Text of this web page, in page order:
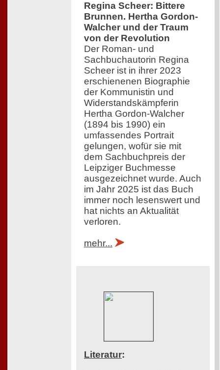
Regina Scheer: Bittere
Brunnen. Hertha Gordon-
Walcher und der Traum
von der Revolution
Der Roman- und
Sachbuchautorin Regina
Scheer ist in ihrer 2023
erschienenen Biographie
der Kommunistin und
Widerstandskämpferin
Hertha Gordon-Walcher
(1894 bis 1990) ein
umfassendes Portrait
gelungen, wofür sie mit
dem Sachbuchpreis der
Leipziger Buchmesse
ausgezeichnet wurde. Auch
im Jahr 2025 ist das Buch
immer noch lesenswert und
hat nichts an Aktualität
verloren.
mehr...
Literatur: